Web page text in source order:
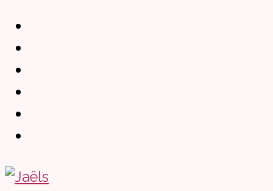
Zum
Inhalt
springen